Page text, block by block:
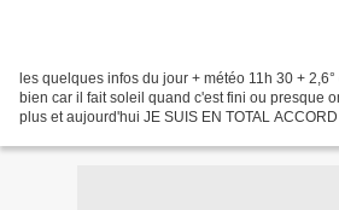
les quelques infos du jour + météo 11h 30 +
bien car il fait soleil quand c'est fini ou presque
plus et aujourd'hui JE SUIS EN TOTAL